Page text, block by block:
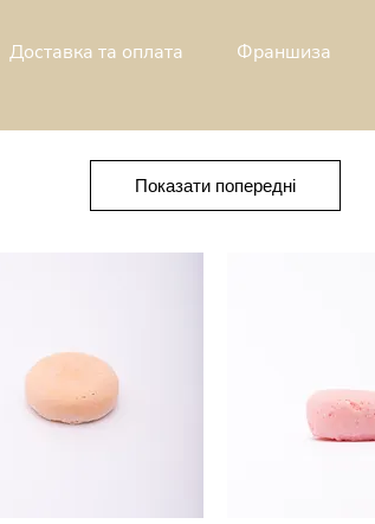
Доставка та оплата Франшиза
Показати попередні